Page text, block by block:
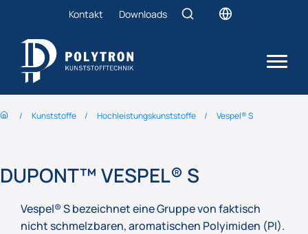
Kontakt Downloads
Kunststoffe Hochleistungs­kunststoffe Vespel® S
DUPONT™ VESPEL® S
Vespel® S bezeichnet eine Gruppe von faktisch
nicht schmelzbaren, aromatischen Polyimiden (PI).